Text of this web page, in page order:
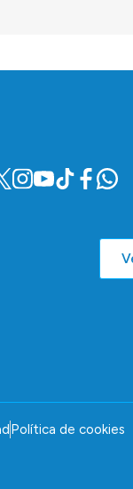
Política de cookies